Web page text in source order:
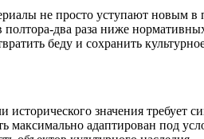
не просто уступают новым
два раза ниже
беду и сохранить
значения требует
адаптирован под